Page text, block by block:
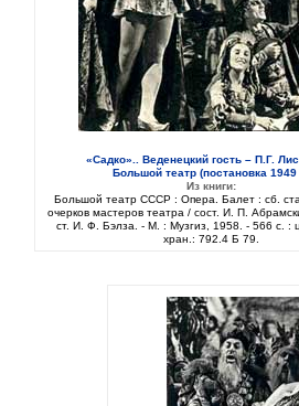
«Садко».. Веденецкий гость – П.Г.
Большой театр (постановка 1949
Из книги:
Большой театр СССР : Опера. Балет : сб.
очерков мастеров театра / сост. И. П.
ст. И. Ф. Бэлза. - М. : Музгиз, 1958. - 566 с. :
хран.: 792.4 Б 79.